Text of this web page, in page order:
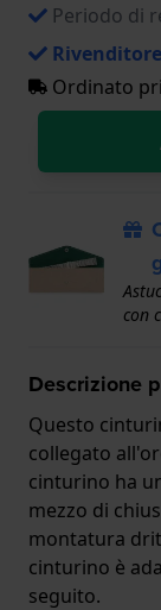
Periodo di
Ordinato
con
Descrizione
Questo
collegato
cinturino ha
mezzo di
montatura
cinturino è
seguito.